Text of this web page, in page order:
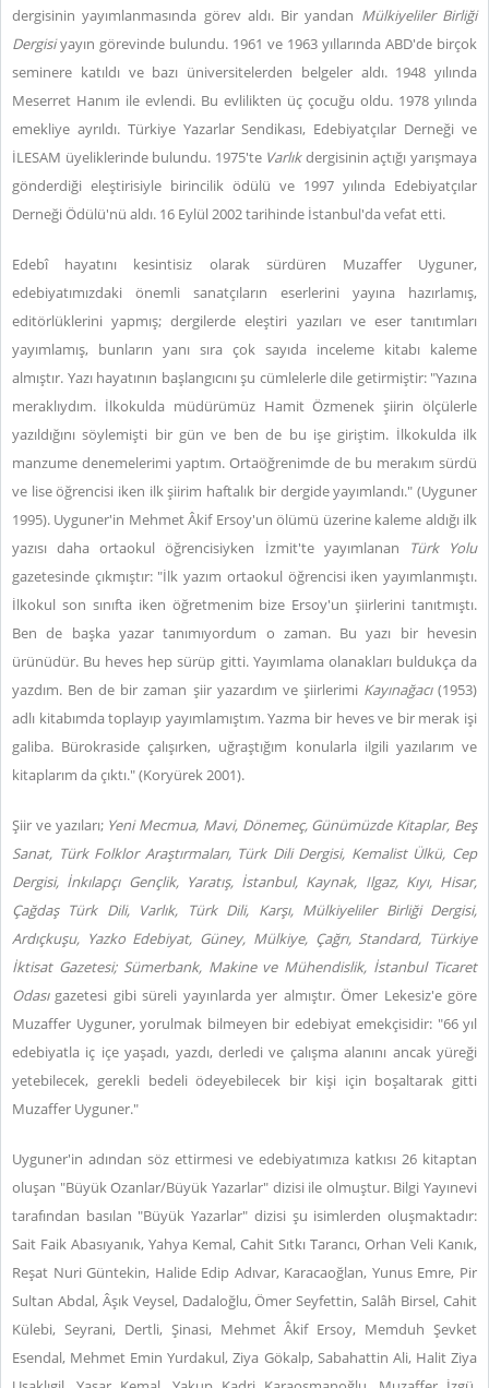
dergisinin yayımlanmasında görev aldı. Bir yandan Mülkiyeliler Birliği
Dergisiyayın görevinde bulundu. 1961 ve 1963 yıllarında ABD'de birçok
seminere katıldı ve bazı üniversitelerden belgeler aldı. 1948 yılında
Meserret Hanım ile evlendi. Bu evlilikten üç çocuğu oldu. 1978 yılında
emekliye ayrıldı. Türkiye Yazarlar Sendikası, Edebiyatçılar Derneği ve
İLESAM üyeliklerinde bulundu. 1975'te Varlıkdergisinin açtığı yarışmaya
gönderdiği eleştirisiyle birincilik ödülü ve 1997 yılında Edebiyatçılar
Derneği Ödülü'nü aldı. 16 Eylül 2002 tarihinde İstanbul'da vefat etti.
Edebî hayatını kesintisiz olarak sürdüren Muzaffer Uyguner,
edebiyatımızdaki önemli sanatçıların eserlerini yayına hazırlamış,
editörlüklerini yapmış; dergilerde eleştiri yazıları ve eser tanıtımları
yayımlamış, bunların yanı sıra çok sayıda inceleme kitabı kaleme
almıştır. Yazı hayatının başlangıcını şu cümlelerle dile getirmiştir: "Yazına
meraklıydım. İlkokulda müdürümüz Hamit Özmenek şiirin ölçülerle
yazıldığını söylemişti bir gün ve ben de bu işe giriştim. İlkokulda ilk
manzume denemelerimi yaptım. Ortaöğrenimde de bu merakım sürdü
ve lise öğrencisi iken ilk şiirim haftalık bir dergide yayımlandı." (Uyguner
1995). Uyguner'in Mehmet Âkif Ersoy'un ölümü üzerine kaleme aldığı ilk
yazısı daha ortaokul öğrencisiyken İzmit'te yayımlanan
Türk Yolu
gazetesinde çıkmıştır: "İlk yazım ortaokul öğrencisi iken yayımlanmıştı.
İlkokul son sınıfta iken öğretmenim bize Ersoy'un şiirlerini tanıtmıştı.
Ben de başka yazar tanımıyordum o zaman. Bu yazı bir hevesin
ürünüdür. Bu heves hep sürüp gitti. Yayımlama olanakları buldukça da
yazdım. Ben de bir zaman şiir yazardım ve şiirlerimi Kayınağacı(1953)
adlı kitabımda toplayıp yayımlamıştım. Yazma bir heves ve bir merak işi
galiba. Bürokraside çalışırken, uğraştığım konularla ilgili yazılarım ve
kitaplarım da çıktı." (Koryürek 2001).
Şiir ve yazıları; Yeni Mecmua, Mavi, Dönemeç, Günümüzde Kitaplar, Beş
Sanat, Türk Folklor Araştırmaları, Türk Dili Dergisi, Kemalist Ülkü, Cep
Dergisi, İnkılapçı Gençlik, Yaratış, İstanbul, Kaynak, Ilgaz, Kıyı, Hisar,
Çağdaş Türk Dili, Varlık, Türk Dili, Karşı, Mülkiyeliler Birliği Dergisi,
Ardıçkuşu, Yazko Edebiyat, Güney, Mülkiye, Çağrı, Standard, Türkiye
İktisat Gazetesi; Sümerbank, Makine ve Mühendislik, İstanbul Ticaret
Odası gazetesi gibi süreli yayınlarda yer almıştır. Ömer Lekesiz'e göre
Muzaffer Uyguner, yorulmak bilmeyen bir edebiyat emekçisidir: "66 yıl
edebiyatla iç içe yaşadı, yazdı, derledi ve çalışma alanını ancak yüreği
yetebilecek, gerekli bedeli ödeyebilecek bir kişi için boşaltarak gitti
Muzaffer Uyguner."
Uyguner'in adından söz ettirmesi ve edebiyatımıza katkısı 26 kitaptan
oluşan "Büyük Ozanlar/Büyük Yazarlar" dizisi ile olmuştur. Bilgi Yayınevi
tarafından basılan "Büyük Yazarlar" dizisi şu isimlerden oluşmaktadır:
Sait Faik Abasıyanık, Yahya Kemal, Cahit Sıtkı Tarancı, Orhan Veli Kanık,
Reşat Nuri Güntekin, Halide Edip Adıvar, Karacaoğlan, Yunus Emre, Pir
Sultan Abdal, Âşık Veysel, Dadaloğlu, Ömer Seyfettin, Salâh Birsel, Cahit
Külebi, Seyrani, Dertli, Şinasi, Mehmet Âkif Ersoy, Memduh Şevket
Esendal, Mehmet Emin Yurdakul, Ziya Gökalp, Sabahattin Ali, Halit Ziya